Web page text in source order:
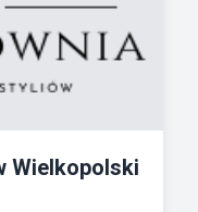
Wielkopolski